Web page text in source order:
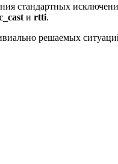
стандартных
и rtti.
решаемых